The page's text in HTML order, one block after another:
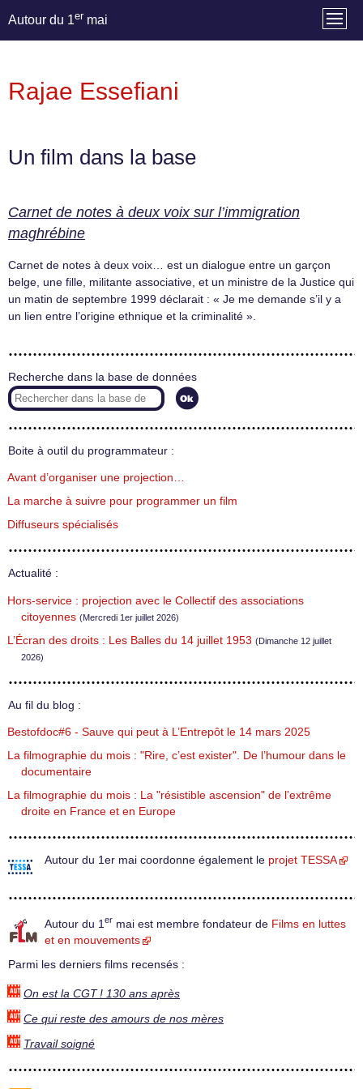
Autour du 1er mai
Rajae Essefiani
Un film dans la base
Carnet de notes à deux voix sur l’immigration
maghrébine
Carnet de notes à deux voix… est un dialogue entre un garçon
belge, une fille, militante associative, et un ministre de la Justice qui
un matin de septembre 1999 déclarait : « Je me demande s’il y a
un lien entre l’origine ethnique et la criminalité ».
Recherche dans la base de données
Boite à outil du programmateur :
Avant d’organiser une projection…
La marche à suivre pour programmer un film
Diffuseurs spécialisés
Actualité :
Hors-service : projection avec le Collectif des associations
citoyennes (Mercredi 1er juillet 2026)
L’Écran des droits : Les Balles du 14 juillet 1953 (Dimanche 12 juillet
2026)
Au fil du blog :
Bestofdoc#6 - Sauve qui peut à L’Entrepôt le 14 mars 2025
La filmographie du mois : "Rire, c’est exister". De l’humour dans le
documentaire
La filmographie du mois : La "résistible ascension" de l’extrême
droite en France et en Europe
Autour du 1er mai coordonne également le projet TESSA
Autour du 1 er mai est membre fondateur de Films en luttes
et en mouvements
Parmi les derniers films recensés :
On est la CGT ! 130 ans après
Ce qui reste des amours de nos mères
Travail soigné